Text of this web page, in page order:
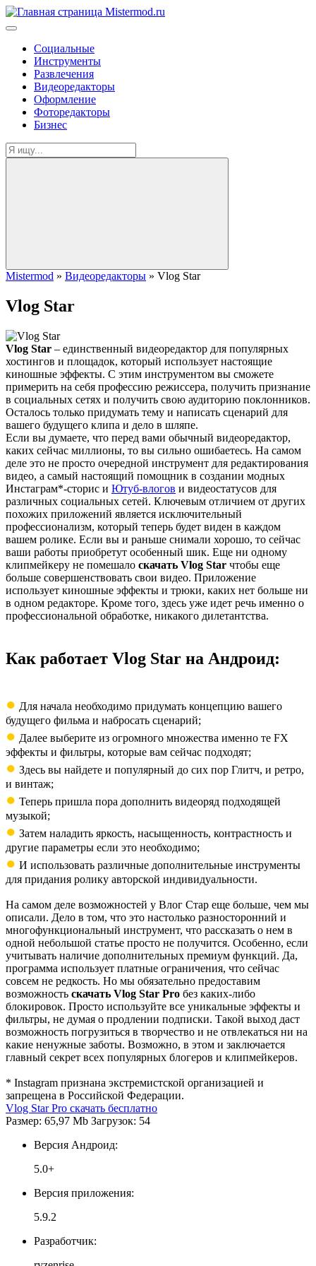
Социальные
Инструменты
Развлечения
Видеоредакторы
Оформление
Фоторедакторы
Бизнес
Mistermod » Видеоредакторы » Vlog Star
Vlog Star
Vlog Star – единственный видеоредактор для популярных
хостингов и площадок, который использует настоящие
киношные эффекты. С этим инструментом вы сможете
примерить на себя профессию режиссера, получить признание
в социальных сетях и получить свою аудиторию поклонников.
Осталось только придумать тему и написать сценарий для
вашего будущего клипа и дело в шляпе.
Если вы думаете, что перед вами обычный видеоредактор,
каких сейчас миллионы, то вы сильно ошибаетесь. На самом
деле это не просто очередной инструмент для редактирования
видео, а самый настоящий помощник в создании модных
Инстаграм*-сторис и Ютуб-влогов и видеостатусов для
различных социальных сетей. Ключевым отличием от других
похожих приложений является исключительный
профессионализм, который теперь будет виден в каждом
вашем ролике. Если вы и раньше снимали хорошо, то сейчас
ваши работы приобретут особенный шик. Еще ни одному
клипмейкеру не помешало скачать Vlog Star чтобы еще
больше совершенствовать свои видео. Приложение
использует киношные эффекты и трюки, каких нет больше ни
в одном редакторе. Кроме того, здесь уже идет речь именно о
профессиональной обработке, никакого дилетантства.
Как работает Vlog Star на Андроид:
● Для начала необходимо придумать концепцию вашего
будущего фильма и набросать сценарий;
● Далее выберите из огромного множества именно те FX
эффекты и фильтры, которые вам сейчас подходят;
● Здесь вы найдете и популярный до сих пор Глитч, и ретро,
и винтаж;
● Теперь пришла пора дополнить видеоряд подходящей
музыкой;
● Затем наладить яркость, насыщенность, контрастность и
другие параметры если это необходимо;
● И использовать различные дополнительные инструменты
для придания ролику авторской индивидуальности.
На самом деле возможностей у Влог Стар еще больше, чем мы
описали. Дело в том, что это настолько разносторонний и
многофункциональный инструмент, что рассказать о нем в
одной небольшой статье просто не получится. Особенно, если
учитывать наличие дополнительных премиум функций. Да,
программа использует платные ограничения, что сейчас
совсем не редкость. Но мы обязательно предоставим
возможность скачать Vlog Star Pro без каких-либо
блокировок. Просто используйте все уникальные эффекты и
фильтры, не думая о продлении подписки. Такой выход даст
возможность погрузиться в творчество и не отвлекаться ни на
какие ненужные заботы. Возможно, в этом и заключается
главный секрет всех популярных блогеров и клипмейкеров.
* Instagram признана экстремистской организацией и
запрещена в Российской Федерации.
Vlog Star Pro скачать бесплатно
Размер: 65,97 Mb Загрузок: 54
Версия Андроид:
5.0+
Версия приложения:
5.9.2
Разработчик: